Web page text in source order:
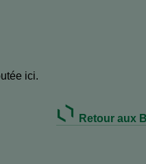
ici.
Retour aux